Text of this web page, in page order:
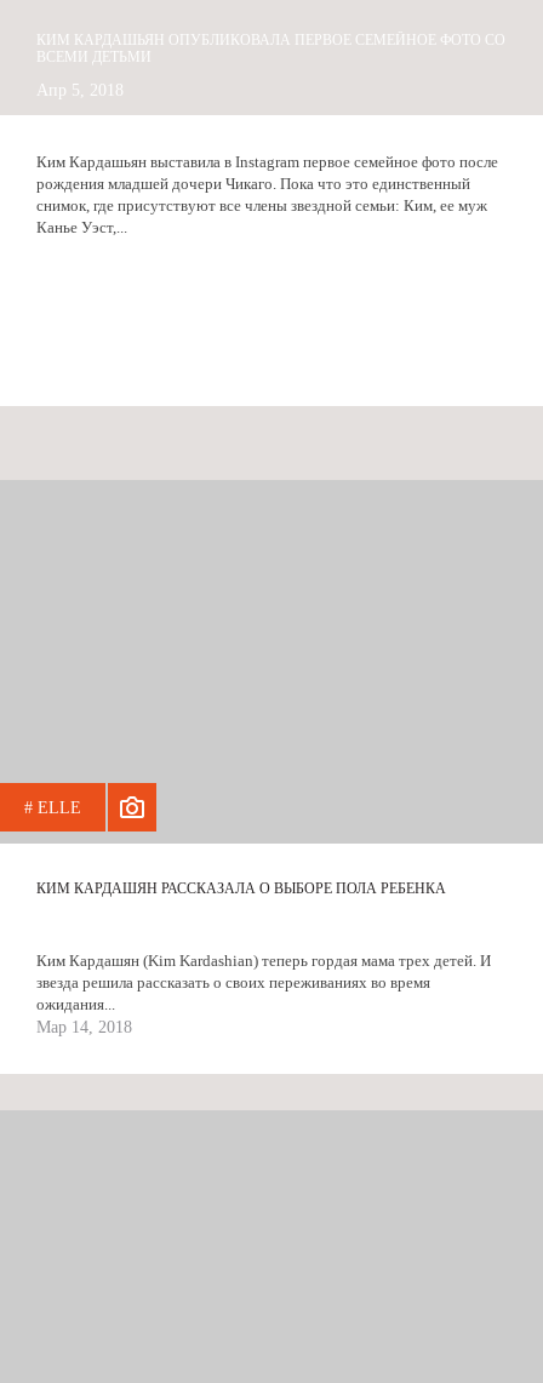
КИМ КАРДАШЬЯН ОПУБЛИКОВАЛА ПЕРВОЕ СЕМЕЙНОЕ ФОТО СО
ВСЕМИ ДЕТЬМИ
Апр 5, 2018
Ким Кардашьян выставила в Instagram первое семейное фото после
рождения младшей дочери Чикаго. Пока что это единственный
снимок, где присутствуют все члены звездной семьи: Ким, ее муж
Канье Уэст,...
# ELLE
КИМ КАРДАШЯН РАССКАЗАЛА О ВЫБОРЕ ПОЛА РЕБЕНКА
Ким Кардашян (Kim Kardashian) теперь гордая мама трех детей. И
звезда решила рассказать о своих переживаниях во время
ожидания...
Мар 14, 2018